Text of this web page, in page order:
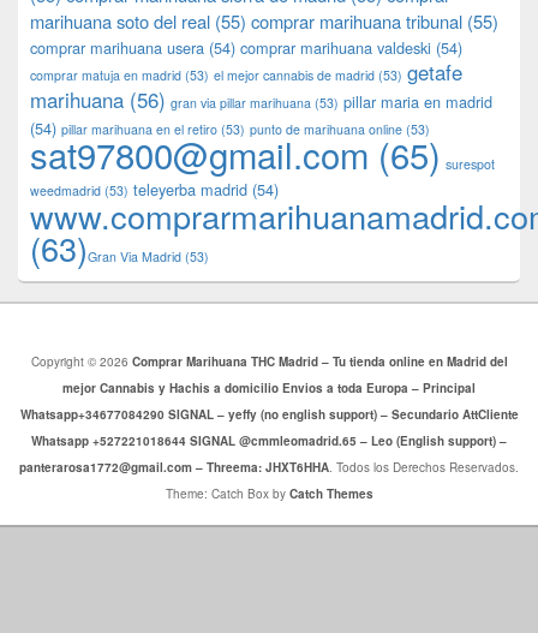
marihuana soto del real (55) comprar marihuana tribunal (55)
comprar marihuana usera (54) comprar marihuana valdeski (54)
comprar matuja en madrid (53) el mejor cannabis de madrid (53) getafe
marihuana (56) gran via pillar marihuana (53) pillar maria en madrid
(54) pillar marihuana en el retiro (53) punto de marihuana online (53)
sat97800@gmail.com (65) surespot
weedmadrid (53) teleyerba madrid (54)
(63)​​Gran Via Madrid (53)
Copyright © 2026 Comprar Marihuana THC Madrid – Tu tienda online en Madrid del
mejor Cannabis y Hachis a domicilio Envios a toda Europa – Principal
Whatsapp+34677084290 SIGNAL – yeffy (no english support) – Secundario AttCliente
Whatsapp +527221018644 SIGNAL @cmmleomadrid.65 – Leo (English support) –
panterarosa1772@gmail.com – Threema: JHXT6HHA. Todos los Derechos Reservados.
Theme: Catch Box by Catch Themes